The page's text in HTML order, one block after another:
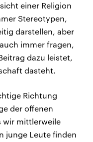
einer Religion
Stereotypen,
darstellen, aber
immer fragen,
dazu leistet,
dasteht.
Richtung
der offenen
wir mittlerweile
junge Leute finden